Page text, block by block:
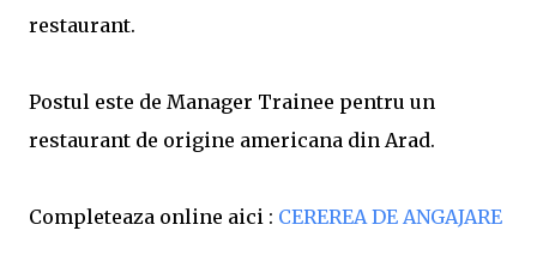
restaurant.
Postul este de Manager Trainee pentru un
restaurant de origine americana din Arad.
Completeaza online aici : CEREREA DE ANGAJARE